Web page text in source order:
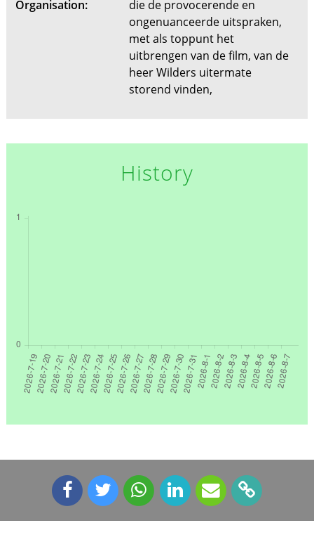
Organisation:
die de provocerende en
ongenuanceerde uitspraken,
met als toppunt het
uitbrengen van de film, van de
heer Wilders uitermate
storend vinden,
History